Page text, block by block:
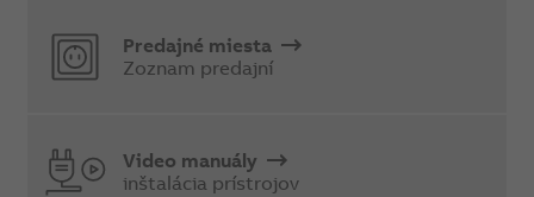
Predajné miesta
Zoznam predajní
Video manuály
inštalácia prístrojov